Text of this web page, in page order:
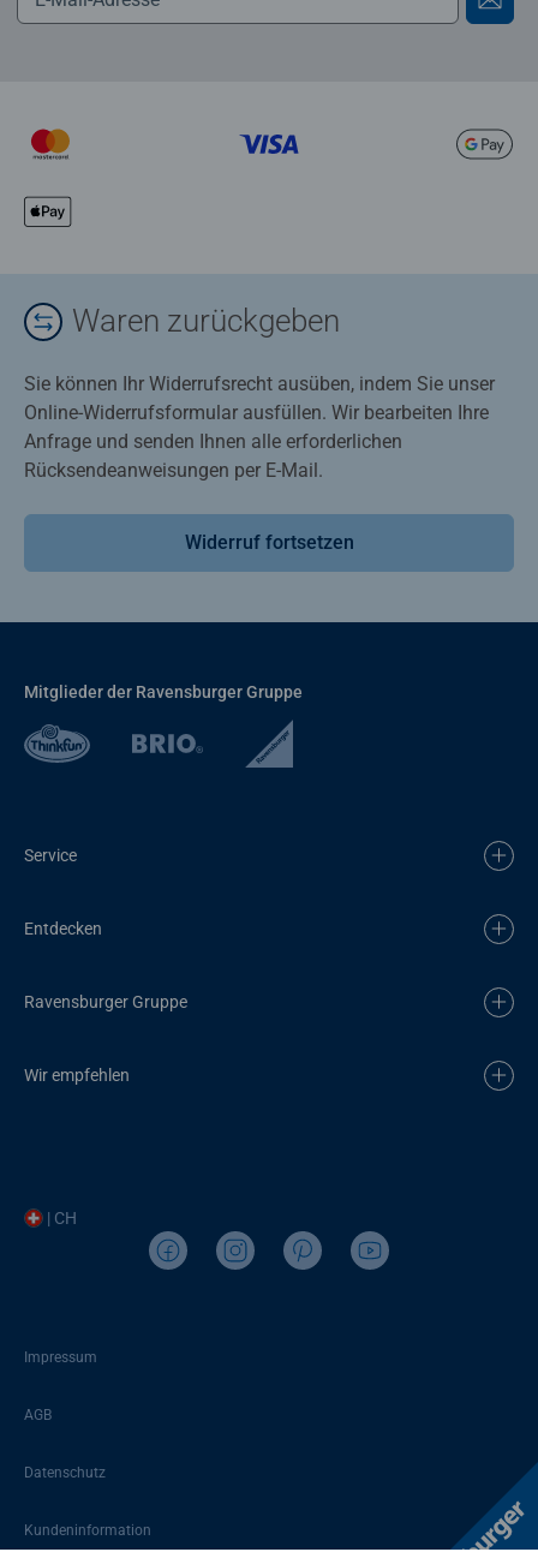
Waren zurückgeben
Sie können Ihr Widerrufsrecht ausüben, indem Sie unser
Online-Widerrufsformular ausfüllen. Wir bearbeiten Ihre
Anfrage und senden Ihnen alle erforderlichen
Rücksendeanweisungen per E-Mail.
Widerruf fortsetzen
Mitglieder der Ravensburger Gruppe
Service
Entdecken
Ravensburger Gruppe
Wir empfehlen
| CH
Impressum
AGB
Datenschutz
Kundeninformation